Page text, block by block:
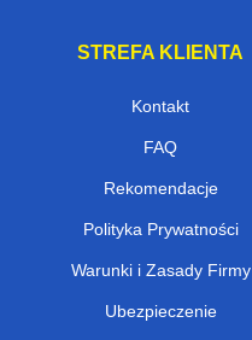
STREFA KLIENTA
Kontakt
FAQ
Rekomendacje
Polityka Prywatności
Warunki i Zasady Firmy
Ubezpieczenie